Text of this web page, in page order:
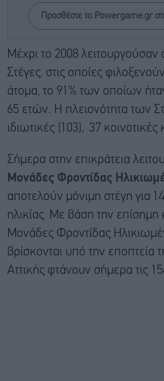
Προσθέστε το Powergame.gr
Μέχρι το 2008 λειτουργούσαν
Στέγες, στις οποίες
άτομα, το 91% των οποίων
65 ετών. Η πλειονότητα των
ιδιωτικές (103), 37 κοινοτικές
Σήμερα στην επικράτεια
Μονάδες Φροντίδας
αποτελούν μόνιμη στέγη για
ηλικίας. Με βάση την επίσημη
Μονάδες Φροντίδας
βρίσκονται υπό την εποπτεία
Αττικής φτάνουν σήμερα τις